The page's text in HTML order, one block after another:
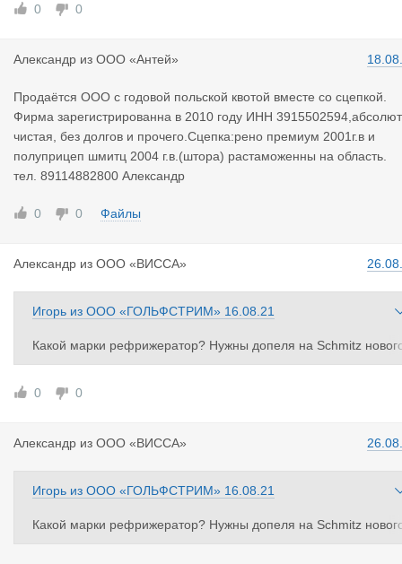
0 0
Александр из ООО «Антей»
Продаётся ООО с годовой польской квотой вместе со сцепкой.
Фирма зарегистрированна в 2010 году ИНН
чистая, без долгов и прочего.Сцепка:рено премиум 2001г.в и
полуприцеп шмитц 2004 г.в.(штора) растаможенны на область.
тел. 89114882800 Александр
0 0 Файлы
Александр из ООО «ВИССА»
Игорь из ООО «ГОЛЬФСТРИМ» 16.08.21
Какой марки рефрижератор? Нужны допеля на Schmitz
образца
0
0
Александр из ООО «ВИССА»
Игорь из ООО «ГОЛЬФСТРИМ» 16.08.21
Какой марки рефрижератор? Нужны допеля на Schmitz